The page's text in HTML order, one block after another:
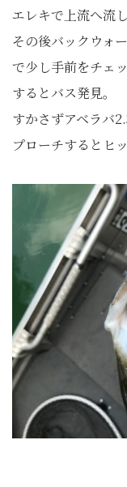
エレキで上流へ流
その後バックウォ
で少し手前をチェッ
するとバス発見。
すかさずアベラバ
プローチするとヒッ